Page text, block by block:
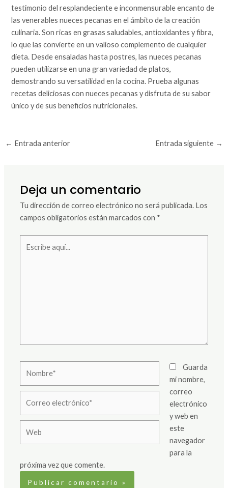
testimonio del resplandeciente e inconmensurable encanto de
las venerables nueces pecanas en el ámbito de la creación
culinaria. Son ricas en grasas saludables, antioxidantes y fibra,
lo que las convierte en un valioso complemento de cualquier
dieta. Desde ensaladas hasta postres, las nueces pecanas
pueden utilizarse en una gran variedad de platos,
demostrando su versatilidad en la cocina. Prueba algunas
recetas deliciosas con nueces pecanas y disfruta de su sabor
único y de sus beneficios nutricionales.
← Entrada anterior Entrada siguiente →
Deja un comentario
Tu dirección de correo electrónico no será publicada. Los
campos obligatorios están marcados con *
aquí...
electrónico*
Guarda
mi nombre,
correo
electrónico
y web en
este
navegador
para la
próxima vez que comente.